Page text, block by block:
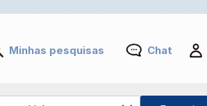
Minhas pesquisas Chat